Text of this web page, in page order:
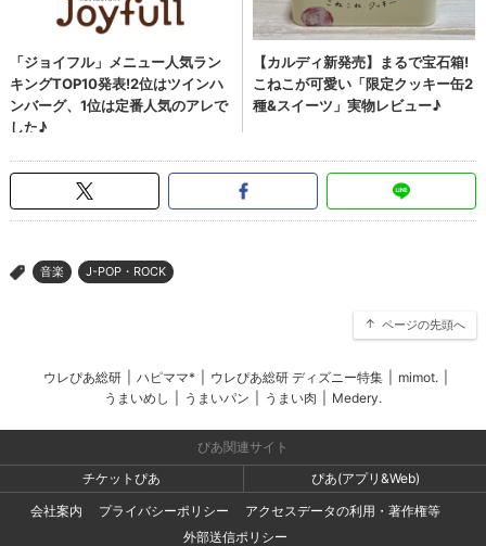
> 音楽 J-POP・ROCK
ページの先頭へ
ウレぴあ総研 ハピママ* ウレぴあ総研 ディズニー特集 mimot.
うまいめし
うまいパン うまい肉 Medery.
ぴあ関連サイト
チケットぴあ
ぴあ(アプリ&Web)
会社案内
プライバシーポリシー
アクセスデータの利用・著作権等
外部送信ポリシー